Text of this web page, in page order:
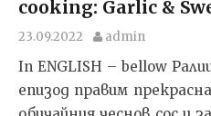
cooking: Garlic &
23.09.2022 admin
In ENGLISH – bellow
епизод правим